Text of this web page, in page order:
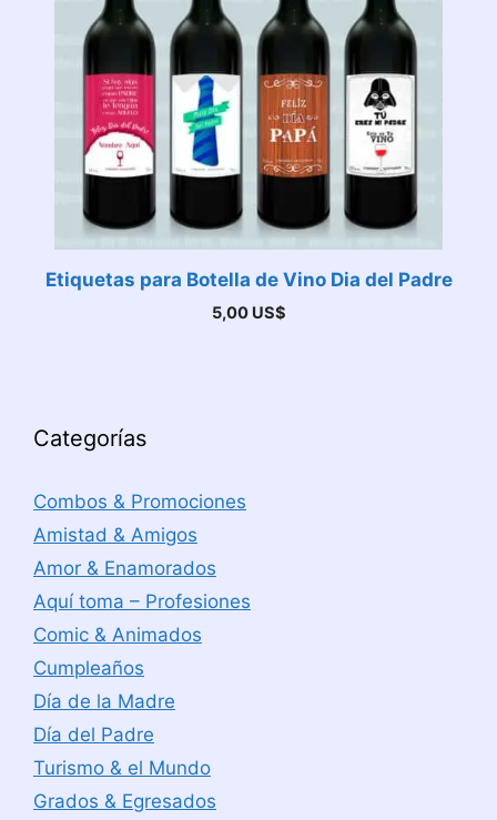
Etiquetas para Botella de Vino Dia del Padre
5,00 US$
Categorías
Combos & Promociones
Amistad & Amigos
Amor & Enamorados
Aquí toma – Profesiones
Comic & Animados
Cumpleaños
Día de la Madre
Día del Padre
Turismo & el Mundo
Grados & Egresados